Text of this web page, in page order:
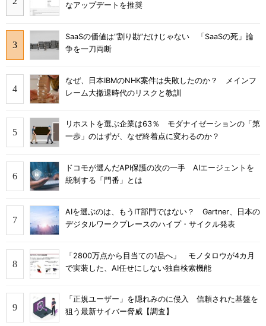
なアップデートを推奨
SaaSの価値は“割り勘”だけじゃない 「SaaSの死」論
争を一刀両断
なぜ、日本IBMのNHK案件は失敗したのか？ メインフ
レーム大撤退時代のリスクと教訓
リホストを選ぶ企業は63％ モダナイゼーションの「第
一歩」のはずが、なぜ終着点に変わるのか？
ドコモが選んだAPI保護の次の一手 AIエージェントを
統制する「門番」とは
AIを選ぶのは、もうIT部門ではない？ Gartner、日本の
デジタルワークプレースのハイプ・サイクル発表
「2800万点から目当ての1品へ」 モノタロウが4カ月
で実装した、AI任せにしない独自検索機能
「正規ユーザー」を隠れみのに侵入 信頼された基盤を
狙う最新サイバー脅威【調査】